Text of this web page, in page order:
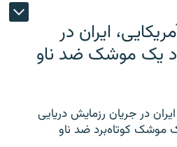
ایران در
یک موشک ضد ناو
در جریان رزمایش دریایی
موشک کوتاه‌برد ضد ناو